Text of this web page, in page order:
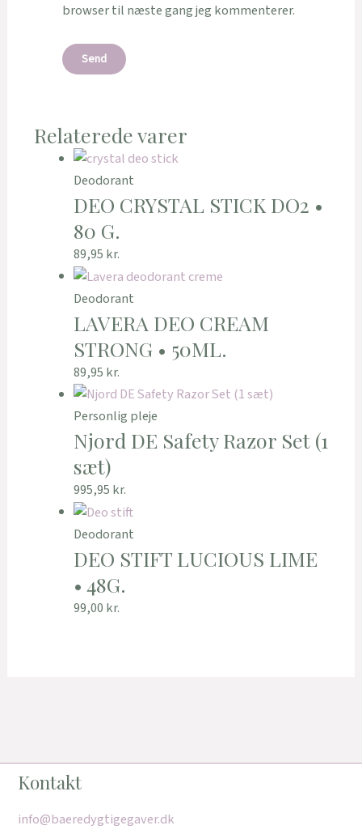
browser til næste gang jeg kommenterer.
Relaterede varer
Deodorant
DEO CRYSTAL STICK DO2 •
80 G.
89,95 kr.
Deodorant
LAVERA DEO CREAM
STRONG • 50ML.
89,95 kr.
Personlig pleje
Njord DE Safety Razor Set (1
sæt)
995,95 kr.
Deodorant
DEO STIFT LUCIOUS LIME
• 48G.
99,00 kr.
Kontakt
info@baeredygtigegaver.dk